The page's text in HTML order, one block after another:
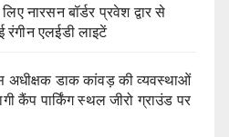
नारसन बॉर्डर प्रवेश द्वार से
रंगीन एलईडी लाइटें
अधीक्षक डाक कांवड़ की व्यवस्थाओं
कैंप पार्किंग स्थल जीरो ग्राउंड पर